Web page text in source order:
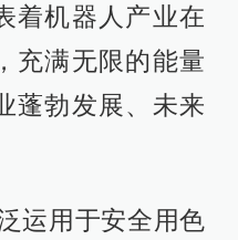
着机器人产业在
充满无限的能量
蓬勃发展、未来
运用于安全用色